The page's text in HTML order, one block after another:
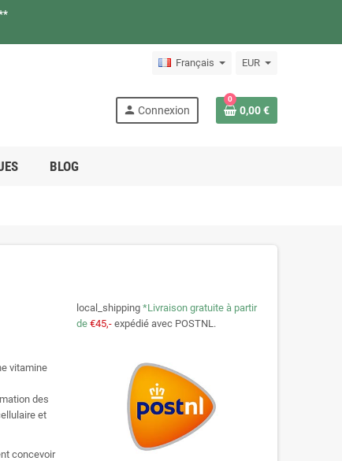
Français EUR
person Connexion
0
0,00 €
BLOG
vitamine
des
et
concevoir
local_shipping *Livraison gratuite à partir
de €45,-expédié avec POSTNL.